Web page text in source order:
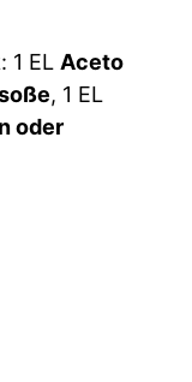
1 EL Aceto
, 1 EL
oder